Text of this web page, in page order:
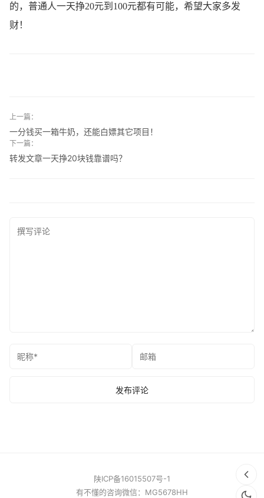
的，普通人一天挣20元到100元都有可能，希望大家多发
财！
上一篇：
一分钱买一箱牛奶，还能白嫖其它项目！
下一篇：
转发文章一天挣20块钱靠谱吗？
陕ICP备16015507号-1
有不懂的咨询微信：MG5678HH